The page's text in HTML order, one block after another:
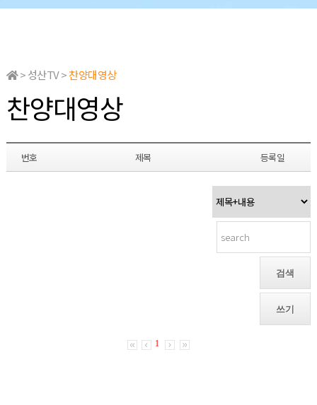
> 성산TV >찬양대영상
찬양대영상
번호 제목 등록일
검색
쓰기
1